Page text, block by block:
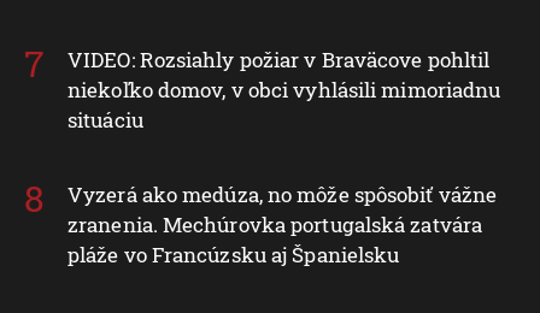
VIDEO: Rozsiahly požiar v Braväcove pohltil
niekoľko domov, v obci vyhlásili mimoriadnu
situáciu
Vyzerá ako medúza, no môže spôsobiť vážne
zranenia. Mechúrovka portugalská zatvára
pláže vo Francúzsku aj Španielsku